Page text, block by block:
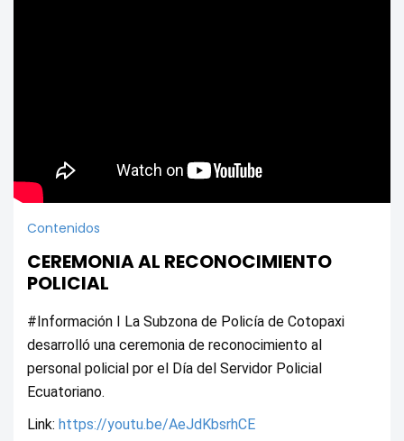
Contenidos
CEREMONIA AL RECONOCIMIENTO
POLICIAL
#Información I La Subzona de Policía de Cotopaxi
desarrolló una ceremonia de reconocimiento al
personal policial por el Día del Servidor Policial
Ecuatoriano.
Link: https://youtu.be/AeJdKbsrhCE